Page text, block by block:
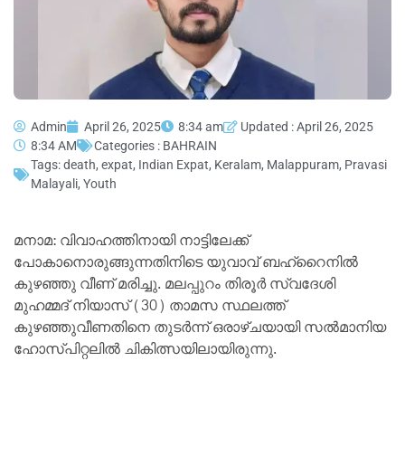
Admin April 26, 2025 8:34 am
Updated : April 26, 2025
8:34 AM
Categories : BAHRAIN
Tags:death, expat, Indian Expat, Keralam, Malappuram, Pravasi
Malayali, Youth
മനാമ: വിവാഹത്തിനായി നാട്ടിലേക്ക്
പോകാനൊരുങ്ങുന്നതിനിടെ യുവാവ് ബഹ്റൈനില്‍
കുഴഞ്ഞു വീണ് മരിച്ചു. മലപ്പുറം തിരൂര്‍ സ്വദേശി
മുഹമ്മദ് നിയാസ് (30) താമസ സ്ഥലത്ത്
കുഴഞ്ഞുവീണതിനെ തുടര്‍ന്ന് ഒരാഴ്ചയായി സല്‍മാനിയ
ഹോസ്പിറ്റലില്‍ ചികിത്സയിലായിരുന്നു.